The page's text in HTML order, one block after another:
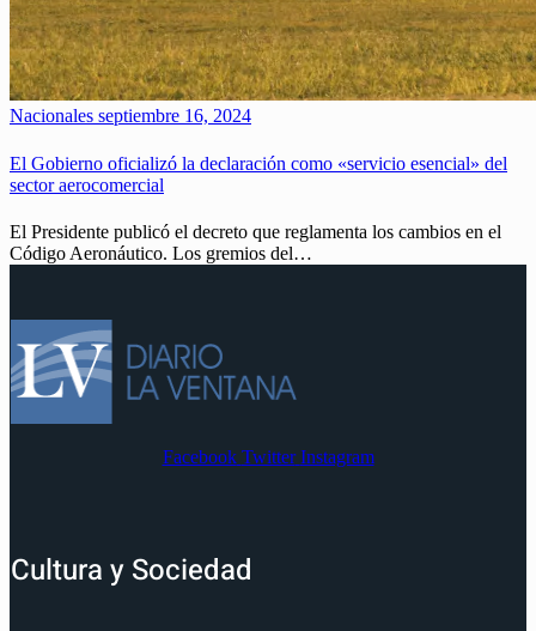
Nacionales septiembre 16, 2024
El Gobierno oficializó la declaración como «servicio esencial» del
sector aerocomercial
El Presidente publicó el decreto que reglamenta los cambios en el
Código Aeronáutico. Los gremios del…
Facebook Twitter Instagram
Cultura y Sociedad